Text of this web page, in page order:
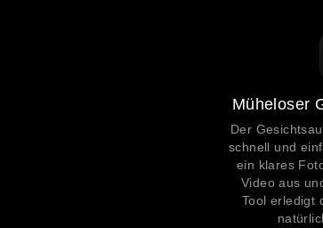
Müheloser
Der
schnell und
ein klares
Video aus
Tool erledigt